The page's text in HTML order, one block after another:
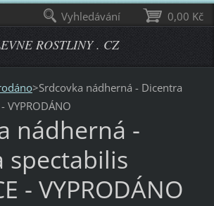
ROSTLINY . CZ
>Srdcovka nádherná - Dicentra
VYPRODÁNO
nádherná -
spectabilis
- VYPRODÁNO
0,00 Kč
Vyhledávání